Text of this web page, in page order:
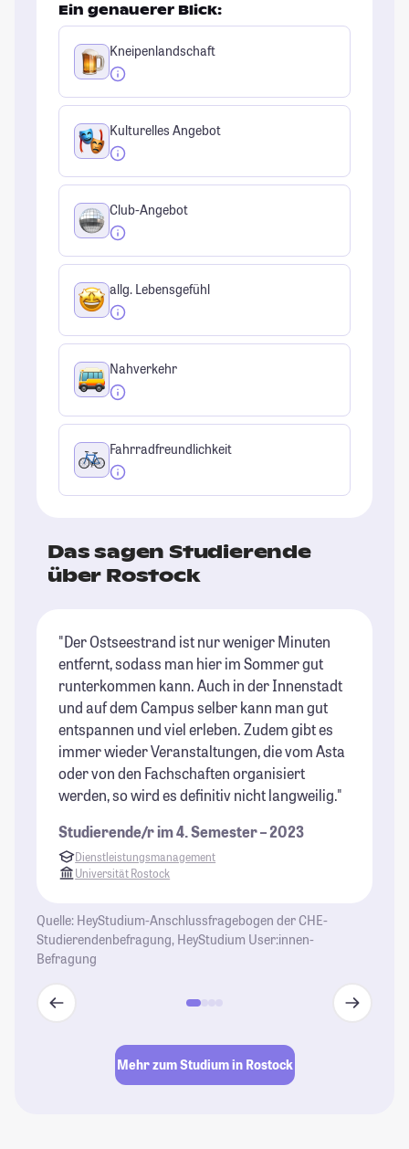
Ein genauerer Blick:
Kneipenlandschaft
Kulturelles Angebot
Club-Angebot
allg. Lebensgefühl
Nahverkehr
Fahrradfreundlichkeit
Das sagen Studierende
über Rostock
"Der Ostseestrand ist nur weniger Minuten
entfernt, sodass man hier im Sommer gut
runterkommen kann. Auch in der Innenstadt
und auf dem Campus selber kann man gut
entspannen und viel erleben. Zudem gibt es
immer wieder Veranstaltungen, die vom Asta
oder von den Fachschaften organisiert
werden, so wird es definitiv nicht langweilig."
Studierende/r im 4. Semester – 2023
Dienstleistungsmanagement
Universität Rostock
Quelle: HeyStudium-Anschlussfragebogen der CHE-
Studierendenbefragung, HeyStudium User:innen-
Befragung
Mehr zum Studium in Rostock